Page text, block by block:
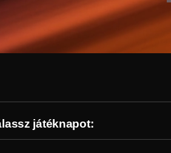
játéknapot: